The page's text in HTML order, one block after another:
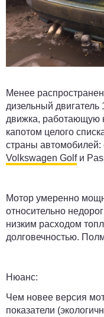
Менее
дизельный
движка, работающую
капотом целого
страны автомобилей:
Volkswagen Golfи
Мотор умеренно
относительно
низким расходом
долговечностью.
Нюанс:
Чем новее версия
показатели